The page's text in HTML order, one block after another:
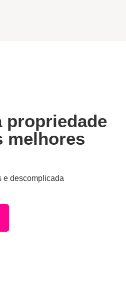
propriedade
melhores
e descomplicada